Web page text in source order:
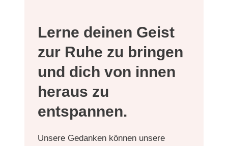
Lerne deinen Geist
zur Ruhe zu bringen
und dich von innen
heraus zu
entspannen.
Unsere Gedanken können unsere